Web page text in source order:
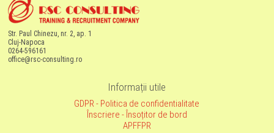
Str. Paul Chinezu, nr. 2, ap. 1
Cluj-Napoca
0264-596161
office@rsc-consulting.ro
Informații utile
GDPR - Politica de confidentialitate
Înscriere - Însoțitor de bord
APFFPR